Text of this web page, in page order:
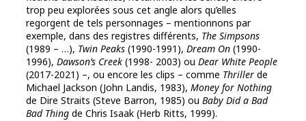
trop peu explorées sous cet angle alors qu’elles
regorgent de tels personnages – mentionnons par
exemple, dans des registres différents, The Simpsons
(1989 – …), Twin Peaks (1990-1991), Dream On (1990-
1996), Dawson’s Creek (1998- 2003) ou Dear White People
(2017-2021) –, ou encore les clips – comme Thriller de
Michael Jackson (John Landis, 1983), Money for Nothing
de Dire Straits (Steve Barron, 1985) ou Baby Did a Bad
Bad Thing de Chris Isaak (Herb Ritts, 1999).